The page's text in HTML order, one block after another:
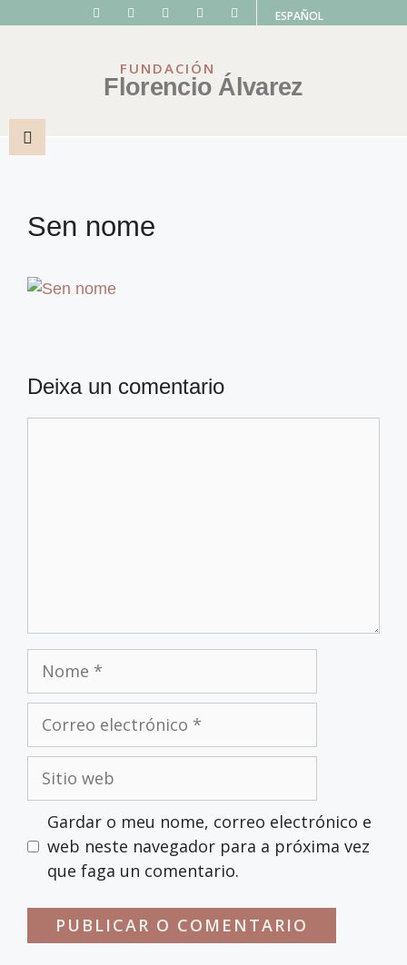
ESPAÑOL
FUNDACIÓN
Florencio Álvarez
Sen nome
Deixa un comentario
Gardar o meu nome, correo electrónico e
web neste navegador para a próxima vez
que faga un comentario.